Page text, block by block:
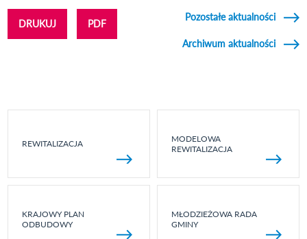
DRUKUJ PDF
Pozostałe aktualności
Archiwum aktualności
REWITALIZACJA
MODELOWA
REWITALIZACJA
KRAJOWY PLAN
ODBUDOWY
MŁODZIEŻOWA RADA
GMINY